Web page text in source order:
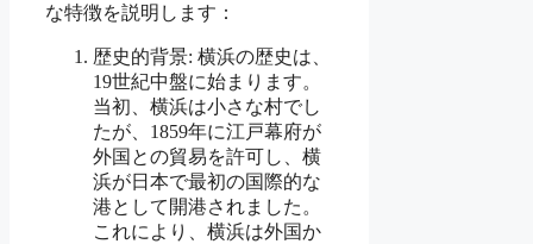
な特徴を説明します：
歴史的背景: 横浜の歴史は、
19世紀中盤に始まります。
当初、横浜は小さな村でし
たが、1859年に江戸幕府が
外国との貿易を許可し、横
浜が日本で最初の国際的な
港として開港されました。
これにより、横浜は外国か